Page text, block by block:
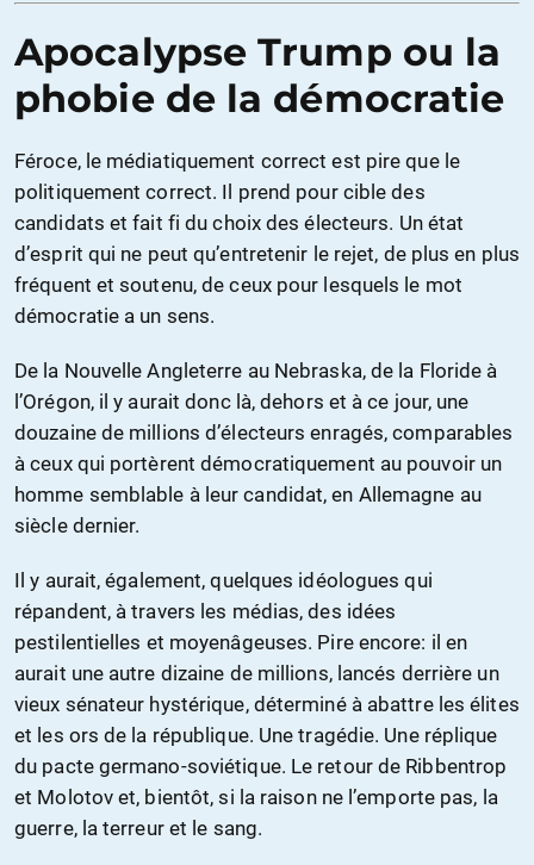
Apocalypse Trump ou la
phobie de la démocratie
Féroce, le médiatiquement correct est pire que le
politiquement correct. Il prend pour cible des
candidats et fait fi du choix des électeurs. Un état
d’esprit qui ne peut qu’entretenir le rejet, de plus en plus
fréquent et soutenu, de ceux pour lesquels le mot
démocratie a un sens.
De la Nouvelle Angleterre au Nebraska, de la Floride à
l’Orégon, il y aurait donc là, dehors et à ce jour, une
douzaine de millions d’électeurs enragés, comparables
à ceux qui portèrent démocratiquement au pouvoir un
homme semblable à leur candidat, en Allemagne au
siècle dernier.
Il y aurait, également, quelques idéologues qui
répandent, à travers les médias, des idées
pestilentielles et moyenâgeuses. Pire encore: il en
aurait une autre dizaine de millions, lancés derrière un
vieux sénateur hystérique, déterminé à abattre les élites
et les ors de la république. Une tragédie. Une réplique
du pacte germano-soviétique. Le retour de Ribbentrop
et Molotov et, bientôt, si la raison ne l’emporte pas, la
guerre, la terreur et le sang.